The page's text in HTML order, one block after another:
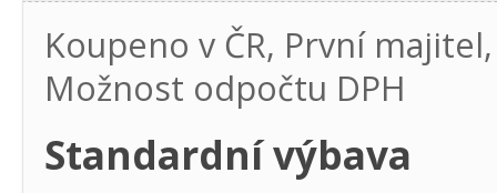
Koupeno v ČR, První
Možnost odpočtu DPH
Standardní výbava